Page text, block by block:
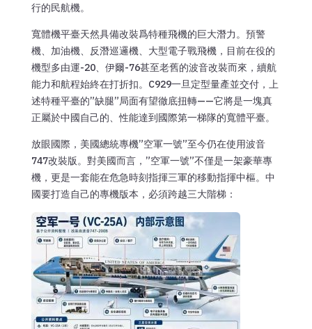
行的民航機。
寬體機平臺天然具備改裝爲特種飛機的巨大潛力。預警
機、加油機、反潛巡邏機、大型電子戰飛機，目前在役的
機型多由運-20、伊爾-76甚至老舊的波音改裝而來，續航
能力和航程始終在打折扣。C929一旦定型量產並交付，上
述特種平臺的”缺腿”局面有望徹底扭轉——它將是一塊真
正屬於中國自己的、性能達到國際第一梯隊的寬體平臺。
放眼國際，美國總統專機”空軍一號”至今仍在使用波音
747改裝版。對美國而言，”空軍一號”不僅是一架豪華專
機，更是一套能在危急時刻指揮三軍的移動指揮中樞。中
國要打造自己的專機版本，必須跨越三大階梯：